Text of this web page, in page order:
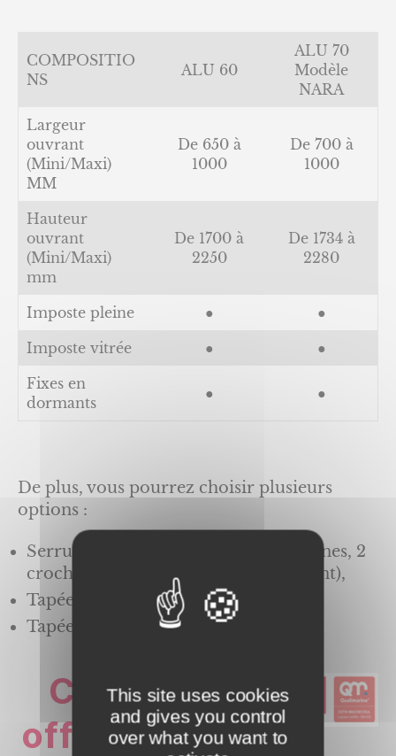
COMPOSITIO
NS
ALU 60
ALU 70
Modèle
NARA
Largeur
ouvrant
(Mini/Maxi)
MM
De 650 à
1000
De 700 à
1000
Hauteur
ouvrant
(Mini/Maxi)
mm
De 1700 à
2250
De 1734 à
2280
Imposte pleine ●
●
Imposte vitrée
●
●
Fixes en
dormants
● ●
De plus, vous pourrez choisir plusieurs
options :
Serrures 5 points automatique / 2 pênes, 2
crochets (sélection alu 60 uniquement),
Tapées de 100 – 120 – 140 mm
Tapées de 160 – 180 – 200 mm
Cette
offre est
This site uses cookies
and gives you control
over what you want to